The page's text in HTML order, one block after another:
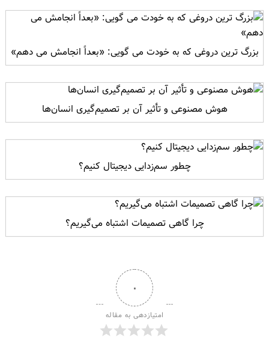
بزرگ ترین دروغی که به خودت می گویی: «بعداً انجامش می دهم»
هوش مصنوعی و تأثیر آن بر تصمیم‌گیری انسان‌ها
چطور سم‌زدایی دیجیتال کنیم؟
چرا گاهی تصمیمات اشتباه می‌گیریم؟
۰
امتیازدهی به مقاله